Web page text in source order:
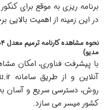
برنامه ریزی به موقع برای
در این زمینه از اهمیت بالایی
مدیو)
با پیشرفت فناوری، امکان
روش، دسترسی سریع و آسان به
کشور میسر می سازد.